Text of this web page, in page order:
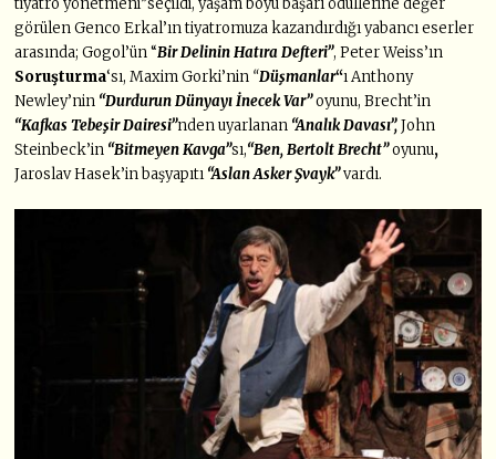
tiyatro yönetmeni”seçildi, yaşam boyu başarı ödüllerine değer
görülen Genco Erkal’ın tiyatromuza kazandırdığı yabancı eserler
arasında; Gogol’ün “Bir Delinin Hatıra Defteri”, Peter Weiss’ın
Soruşturma‘sı, Maxim Gorki’nin “Düşmanlar“ı Anthony
Newley’nin “Durdurun Dünyayı İnecek Var”oyunu, Brecht’in
“Kafkas Tebeşir Dairesi”nden uyarlanan “Analık Davası”,John
Steinbeck’in “Bitmeyen Kavga”sı,“Ben, Bertolt Brecht”oyunu,
Jaroslav Hasek’in başyapıtı “Aslan Asker Şvayk”vardı.